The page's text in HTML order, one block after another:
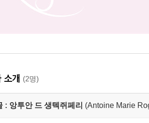
소개 (2명)
: 앙투안 드 생텍쥐페리 (Antoine Marie